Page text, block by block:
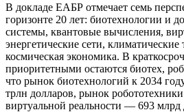
В докладе ЕАБР отмечает семь
горизонте 20 лет: биотехнологии и
системы, квантовые вычисления,
энергетические сети, климатические
космическая экономика. В
приоритетными остаются биотех,
что рынок биотехнологий к 2034
трлн долларов, рынок
виртуальной реальности — 693 млрд